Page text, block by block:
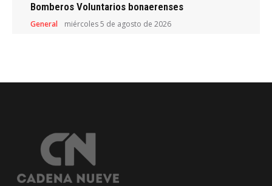
Bomberos Voluntarios bonaerenses
General miércoles 5 de agosto de 2026